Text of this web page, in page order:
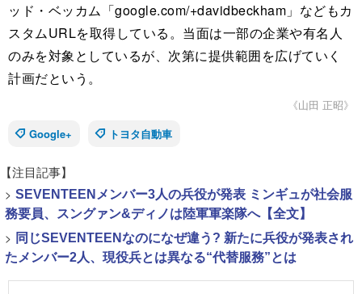
ッド・ベッカム「google.com/+davidbeckham」などもカ
スタムURLを取得している。当面は一部の企業や有名人
のみを対象としているが、次第に提供範囲を広げていく
計画だという。
《山田 正昭》
Google+
トヨタ自動車
【注目記事】
> SEVENTEENメンバー3人の兵役が発表 ミンギュが社会服
務要員、スングァン&ディノは陸軍軍楽隊へ【全文】
> 同じSEVENTEENなのになぜ違う? 新たに兵役が発表され
たメンバー2人、現役兵とは異なる“代替服務”とは